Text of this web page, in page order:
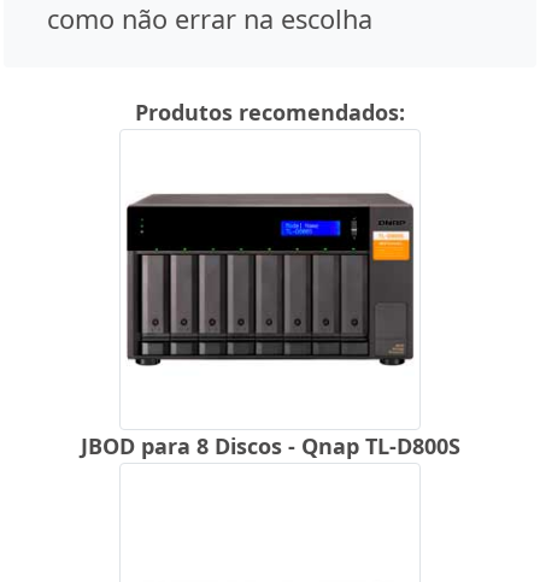
como não errar na escolha
Produtos recomendados:
JBOD para 8 Discos - Qnap TL-D800S